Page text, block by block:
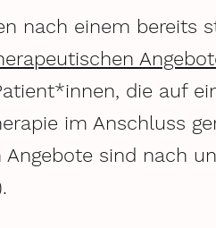
nach einem bereits
die auf
im Anschluss
sind nach